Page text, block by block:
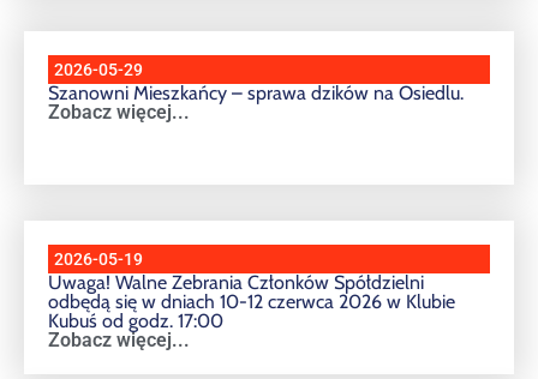
2026-05-29
Szanowni Mieszkańcy – sprawa dzików na Osiedlu.
Zobacz więcej...
2026-05-19
Uwaga! Walne Zebrania Członków Spółdzielni
odbędą się w dniach 10-12 czerwca 2026 w Klubie
Kubuś od godz. 17:00
Zobacz więcej...